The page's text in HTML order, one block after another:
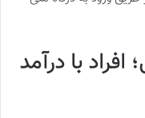
با درآمد